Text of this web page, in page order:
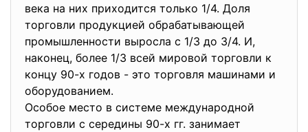
века на них приходится только 1/4. Доля
торговли продукцией обрабатывающей
промышленности выросла с 1/3 до 3/4. И,
наконец, более 1/3 всей мировой торговли к
концу 90-х годов - это торговля машинами и
оборудованием.
Особое место в системе международной
торговли с середины 90-х гг. занимает